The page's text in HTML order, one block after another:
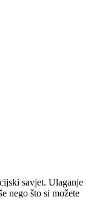
savjet. Ulaganje
nego što si možete